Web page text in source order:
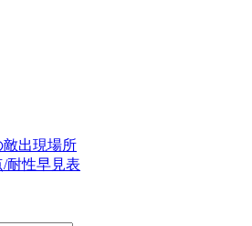
出現場所
耐性早見表